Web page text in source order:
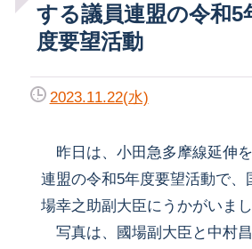
する議員連盟の令和5
度要望活動
2023.11.22(水)
昨日は、小田急多摩線延伸
連盟の令和5年度要望活動で、
場幸之助副大臣にうかがいまし
写真は、國場副大臣と中村昌